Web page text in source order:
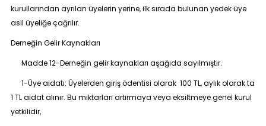
kurullarından ayrılan üyelerin yerine, ilk sırada bulunan yedek üye
asil üyeliğe çağrılır.
Derneğin Gelir Kaynakları
Madde 12-Derneğin gelir kaynakları aşağıda sayılmıştır.
1-Üye aidatı: Üyelerden giriş ödentisi olarak 100 TL, aylık olarak ta
1 TL aidat alınır. Bu miktarları artırmaya veya eksiltmeye genel kurul
yetkilidir,